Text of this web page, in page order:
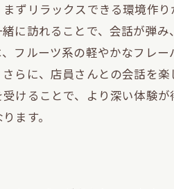
渋谷でのシーシャタイムを最
特別なシーシャ体験を仲間と共
シーシャで深まる友情のひとと
渋谷のシーシャバーでの思い出
仲間と一緒に楽しむシーシャの
ずリラックスできる環境作
に訪れることで、会話が弾
フルーツ系の軽やかなフレ
らに、店員さんとの会話を
けることで、より深い体験
ます。